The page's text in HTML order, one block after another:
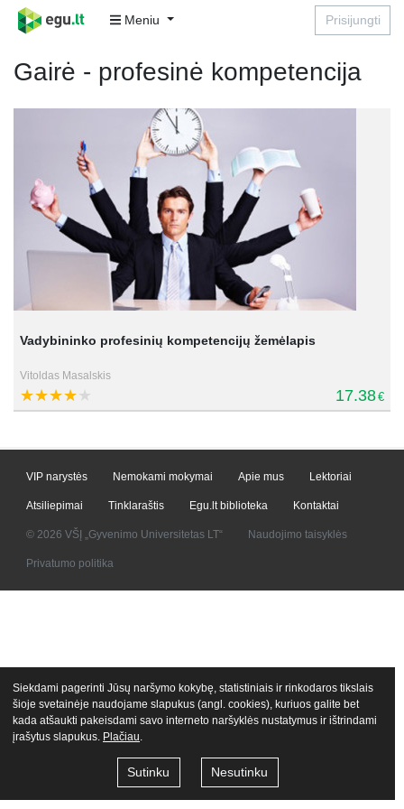
Meniu Prisijungti
Gairė - profesinė kompetencija
Vadybininko profesinių kompetencijų žemėlapis
Vitoldas Masalskis
17.38€
VIP narystės Nemokami mokymai Apie mus Lektoriai
Atsiliepimai Tinklaraštis Egu.lt biblioteka Kontaktai
© 2026 VŠĮ „Gyvenimo Universitetas LT“ Naudojimo taisyklės
Privatumo politika
Siekdami pagerinti Jūsų naršymo kokybę, statistiniais ir rinkodaros tikslais
šioje svetainėje naudojame slapukus (angl. cookies), kuriuos galite bet
kada atšaukti pakeisdami savo interneto naršyklės nustatymus ir ištrindami
įrašytus slapukus. Plačiau
Sutinku Nesutinku